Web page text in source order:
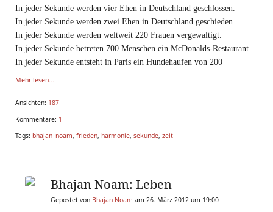
In jeder Sekunde werden vier Ehen in Deutschland geschlossen.
In jeder Sekunde werden zwei Ehen in Deutschland geschieden.
In jeder Sekunde werden weltweit 220 Frauen vergewaltigt.
In jeder Sekunde betreten 700 Menschen ein McDonalds-Restaurant.
In jeder Sekunde entsteht in Paris ein Hundehaufen von 200
Mehr lesen...
Ansichten: 187
Kommentare: 1
Tags: bhajan_noam, frieden, harmonie, sekunde, zeit
Bhajan Noam: Leben
Gepostet von Bhajan Noam am 26. März 2012 um 19:00